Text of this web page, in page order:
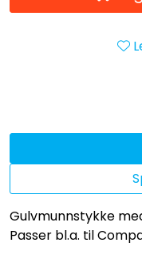
Gulvmunnstykke
Passer bl.a. til